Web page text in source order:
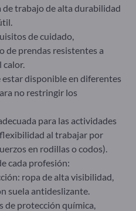
de trabajo de alta durabilidad
de cuidado,
de prendas resistentes a
calor.
estar disponible en diferentes
no restringir los
para las actividades
al trabajar por
en rodillas o codos).
cada profesión:
ropa de alta visibilidad,
suela antideslizante.
de protección química,